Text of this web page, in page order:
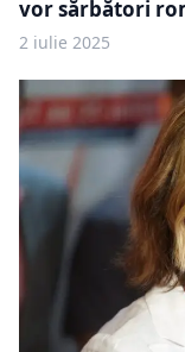
vor sărbători
2 iulie 2025